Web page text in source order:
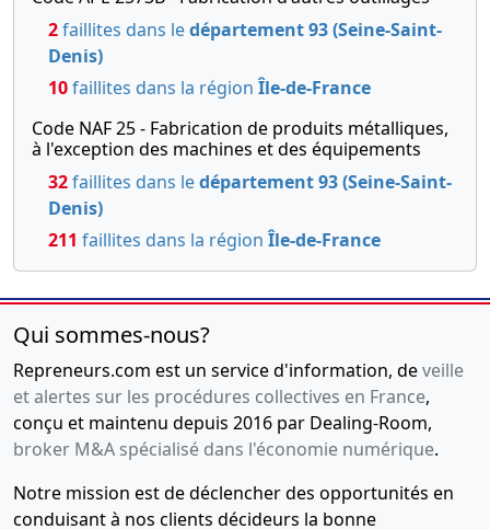
2faillites dans ledépartement 93 (Seine-Saint-
Denis)
10faillites dans la région Île-de-France
Code NAF 25 - Fabrication de produits métalliques,
à l'exception des machines et des équipements
32faillites dans ledépartement 93 (Seine-Saint-
Denis)
211 faillites dans la région Île-de-France
Qui sommes-nous?
Repreneurs.com est un service d'information, deveille
et alertes sur les procédures collectives en France,
conçu et maintenu depuis 2016 par Dealing-Room,
broker M&A spécialisé dans l'économie numérique.
Notre mission est de déclencher des opportunités en
conduisant à nos clients décideurs la bonne